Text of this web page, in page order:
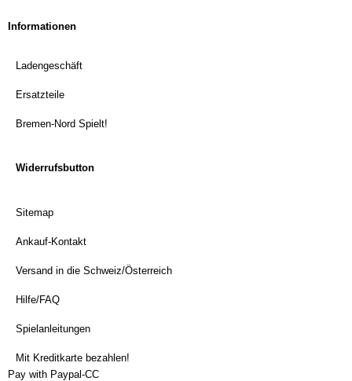
Informationen
Ladengeschäft
Ersatzteile
Bremen-Nord Spielt!
Widerrufsbutton
Sitemap
Ankauf-Kontakt
Versand in die Schweiz/Österreich
Hilfe/FAQ
Spielanleitungen
Mit Kreditkarte bezahlen!
Pay with Paypal-CC